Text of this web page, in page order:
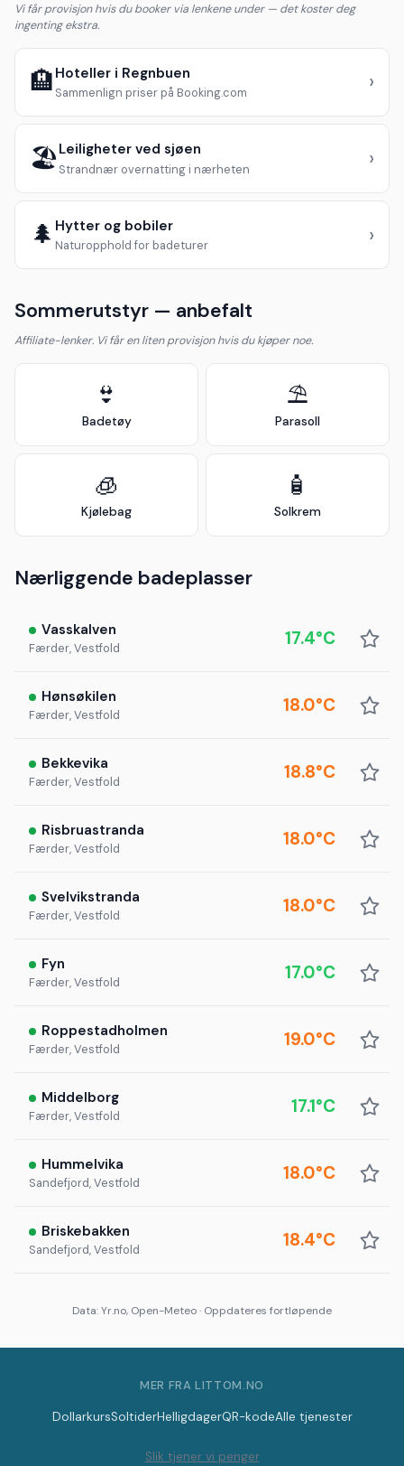
Vi får provisjon hvis du booker via lenkene under — det koster deg
ingenting ekstra.
🏨 Hoteller i Regnbuen
Sammenlign priser på Booking.com ›
🏖️ Leiligheter ved sjøen
Strandnær overnatting i nærheten ›
🌲 Hytter og bobiler
Naturopphold for badeturer ›
Sommerutstyr — anbefalt
Affiliate-lenker. Vi får en liten provisjon hvis du kjøper noe.
👙
Badetøy
⛱️
Parasoll
🧊
Kjølebag
🧴
Solkrem
Nærliggende badeplasser
Vasskalven
Færder, Vestfold 17.4°C
Hønsøkilen
Færder, Vestfold 18.0°C
Bekkevika
Færder, Vestfold 18.8°C
Risbruastranda
Færder, Vestfold 18.0°C
Svelvikstranda
Færder, Vestfold 18.0°C
Fyn
Færder, Vestfold 17.0°C
Roppestadholmen
Færder, Vestfold 19.0°C
Middelborg
Færder, Vestfold 17.1°C
Hummelvika
Sandefjord, Vestfold 18.0°C
Briskebakken
Sandefjord, Vestfold 18.4°C
Data: Yr.no, Open-Meteo · Oppdateres fortløpende
MER FRA LITTOM.NO
DollarkursSoltiderHelligdagerQR-kodeAlle tjenester
Slik tjener vi penger